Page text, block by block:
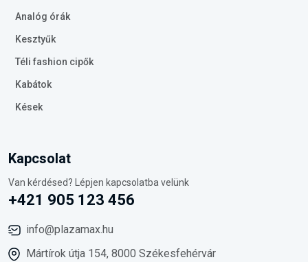
Analóg órák
Kesztyűk
Téli fashion cipők
Kabátok
Kések
Kapcsolat
Van kérdésed? Lépjen kapcsolatba velünk
+421 905 123 456
info@plazamax.hu
Mártírok útja 154, 8000 Székesfehérvár